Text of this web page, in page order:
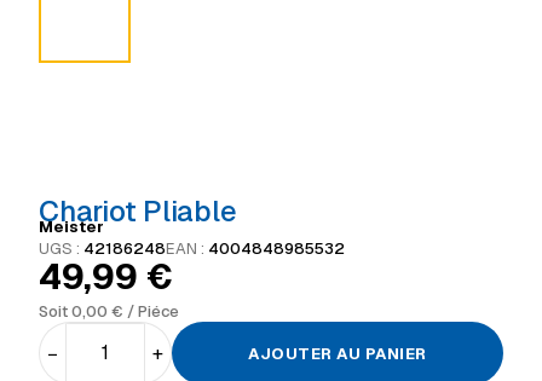
Chariot Pliable
Meister
UGS : 42186248EAN : 4004848985532
49,99 €
Soit0,00 € / Piéce
− + AJOUTER AU PANIER